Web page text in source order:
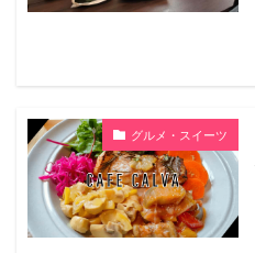
グルメ・スイーツ